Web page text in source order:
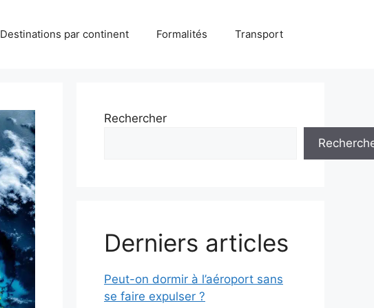
Destinations par continent Formalités Transport
Rechercher
Derniers articles
Peut-on dormir à l’aéroport sans
se faire expulser ?